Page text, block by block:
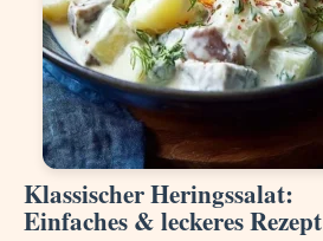
Klassischer Heringssalat:
Einfaches & leckeres Rezept